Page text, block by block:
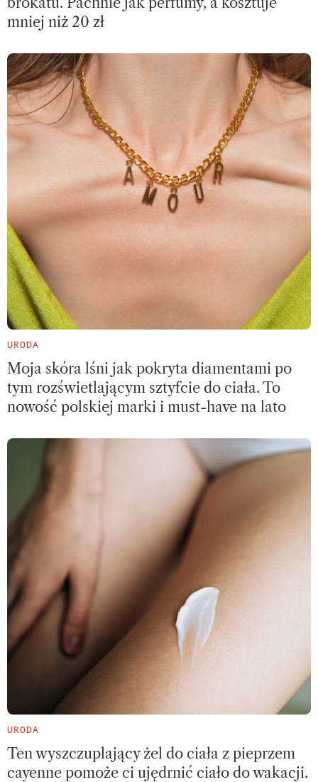
mniej niż 20 zł
URODA
Moja skóra lśni jak pokryta diamentami po
tym rozświetlającym sztyfcie do ciała. To
nowość polskiej marki i must-have na lato
URODA
Ten wyszczuplający żel do ciała z pieprzem
cayenne pomoże ci ujędrnić ciało do wakacji.